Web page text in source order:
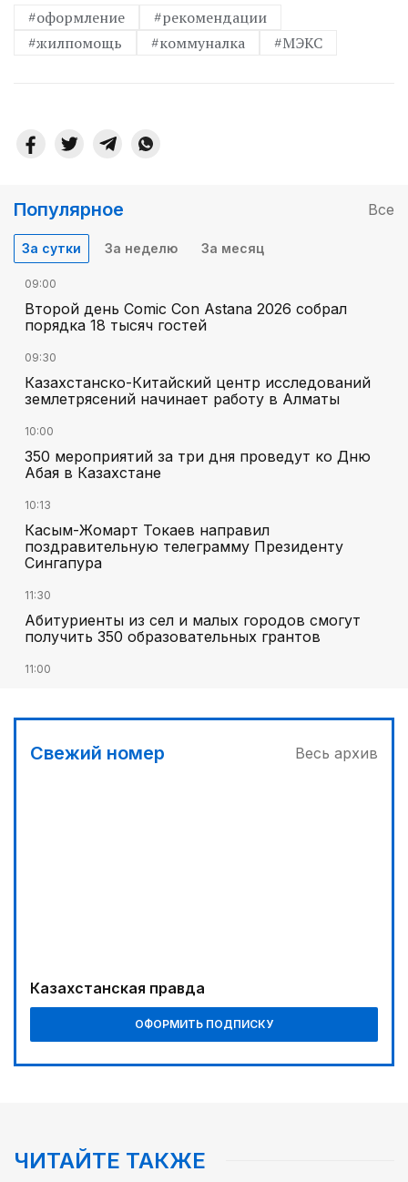
#оформление
#рекомендации
#жилпомощь
#коммуналка #МЭКС
Популярное Все
За сутки За неделю За месяц
09:00
Второй день Comic Con Astana 2026 собрал
порядка 18 тысяч гостей
09:30
Казахстанско-Китайский центр исследований
землетрясений начинает работу в Алматы
10:00
350 мероприятий за три дня проведут ко Дню
Абая в Казахстане
10:13
Касым-Жомарт Токаев направил
поздравительную телеграмму Президенту
Сингапура
11:30
Абитуриенты из сел и малых городов смогут
получить 350 образовательных грантов
11:00
МЧС запустило новые станции мониторинга
Свежий номер Весь архив
Казахстанская правда
ОФОРМИТЬ ПОДПИСКУ
ЧИТАЙТЕ ТАКЖЕ